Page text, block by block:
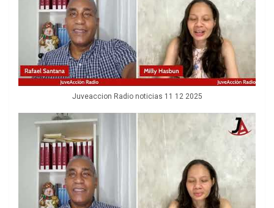
Juveaccion Radio noticias 11 12 2025